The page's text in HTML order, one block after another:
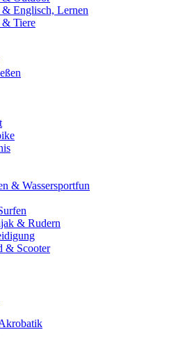
& Englisch, Lernen
& Tiere
& Wassersportfun
& Rudern
& Scooter